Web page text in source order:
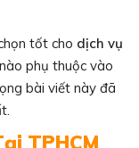
tốt cho dịch vụ
phụ thuộc vào
bài viết này đã